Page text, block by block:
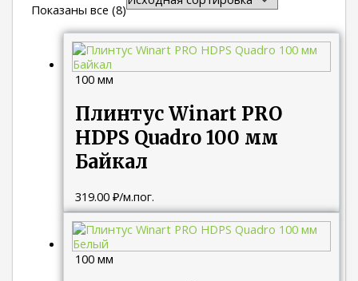
Показаны все (8)
100 мм
Плинтус Winart PRO
HDPS Quadro 100 мм
Байкал
319.00₽/м.пог.
100 мм